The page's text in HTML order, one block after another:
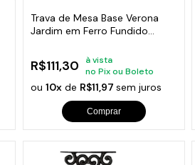
Trava de Mesa Base Verona
Jardim em Ferro Fundido
R$111,30
à vista
no Pix ou Boleto
ou 10xde R$11,97 sem juros
Comprar